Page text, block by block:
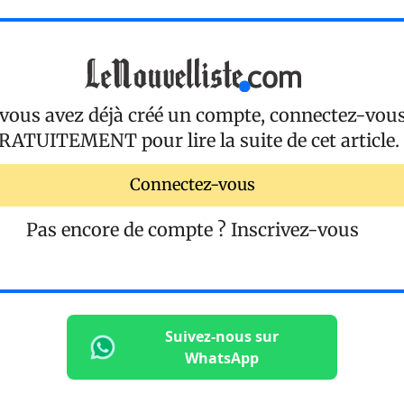
avez déjà créé un compte, connectez-
pour lire la suite de cet article.
Connectez-vous
Pas encore de compte ? Inscrivez-vous
Suivez-nous sur
WhatsApp